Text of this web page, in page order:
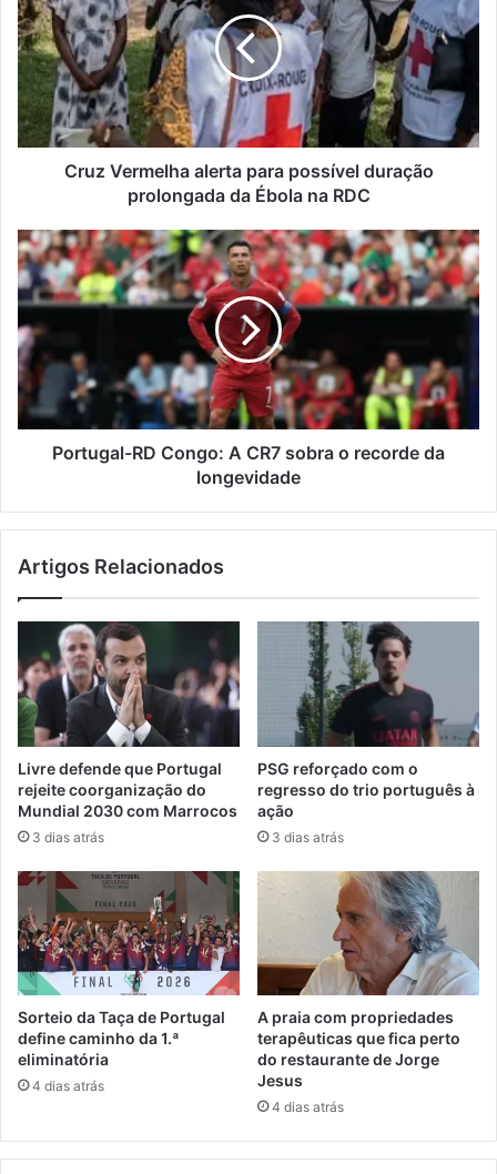
alerta
para
possível
duração
prolongada
da
Ébola
Cruz Vermelha alerta para possível duração
prolongada da Ébola na RDC
Portugal-
RD
Congo:
A
CR7
sobra
o
recorde
da
longevidade
Portugal-RD Congo: A CR7 sobra o recorde da
longevidade
Artigos Relacionados
Livre defende que Portugal
rejeite coorganização do
Mundial 2030 com Marrocos
3 dias atrás
PSG reforçado com o
regresso do trio português à
ação
3 dias atrás
Sorteio da Taça de Portugal
define caminho da 1.ª
eliminatória
4 dias atrás
A praia com propriedades
terapêuticas que fica perto
do restaurante de Jorge
Jesus
4 dias atrás